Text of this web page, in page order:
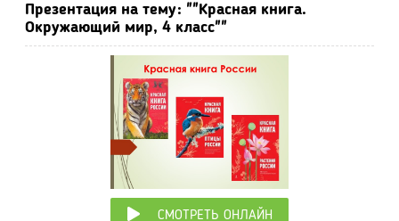
Презентация на тему: ""Красная книга.
Окружающий мир, 4 класс""
СМОТРЕТЬ ОНЛАЙН